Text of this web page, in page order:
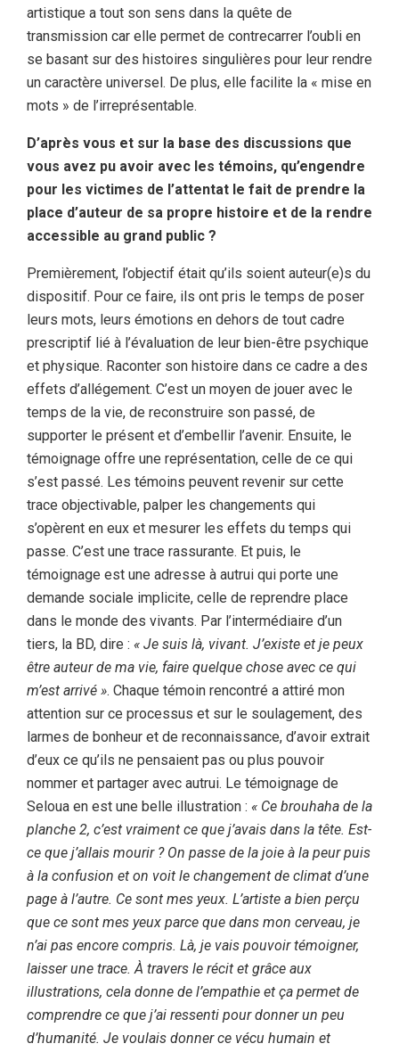
artistique a tout son sens dans la quête de
transmission car elle permet de contrecarrer l’oubli en
se basant sur des histoires singulières pour leur rendre
un caractère universel. De plus, elle facilite la « mise en
mots » de l’irreprésentable.
D’après vous et sur la base des discussions que
vous avez pu avoir avec les témoins, qu’engendre
pour les victimes de l’attentat le fait de prendre la
place d’auteur de sa propre histoire et de la rendre
accessible au grand public ?
Premièrement, l’objectif était qu’ils soient auteur(e)s du
dispositif. Pour ce faire, ils ont pris le temps de poser
leurs mots, leurs émotions en dehors de tout cadre
prescriptif lié à l’évaluation de leur bien-être psychique
et physique. Raconter son histoire dans ce cadre a des
effets d’allégement. C’est un moyen de jouer avec le
temps de la vie, de reconstruire son passé, de
supporter le présent et d’embellir l’avenir. Ensuite, le
témoignage offre une représentation, celle de ce qui
s’est passé. Les témoins peuvent revenir sur cette
trace objectivable, palper les changements qui
s’opèrent en eux et mesurer les effets du temps qui
passe. C’est une trace rassurante. Et puis, le
témoignage est une adresse à autrui qui porte une
demande sociale implicite, celle de reprendre place
dans le monde des vivants. Par l’intermédiaire d’un
tiers, la BD, dire : « Je suis là, vivant. J’existe et je peux
être auteur de ma vie, faire quelque chose avec ce qui
m’est arrivé ». Chaque témoin rencontré a attiré mon
attention sur ce processus et sur le soulagement, des
larmes de bonheur et de reconnaissance, d’avoir extrait
d’eux ce qu’ils ne pensaient pas ou plus pouvoir
nommer et partager avec autrui. Le témoignage de
Seloua en est une belle illustration : « Ce brouhaha de la
planche 2, c’est vraiment ce que j’avais dans la tête. Est-
ce que j’allais mourir ? On passe de la joie à la peur puis
à la confusion et on voit le changement de climat d’une
page à l’autre. Ce sont mes yeux. L’artiste a bien perçu
que ce sont mes yeux parce que dans mon cerveau, je
n’ai pas encore compris. Là, je vais pouvoir témoigner,
laisser une trace. À travers le récit et grâce aux
illustrations, cela donne de l’empathie et ça permet de
comprendre ce que j’ai ressenti pour donner un peu
d’humanité. Je voulais donner ce vécu humain et